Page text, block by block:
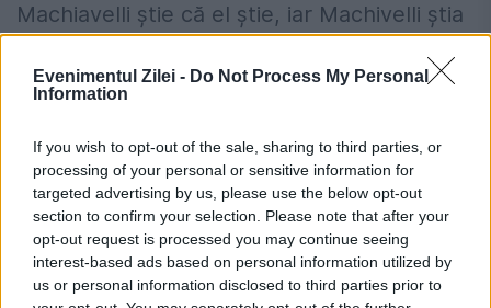
Evenimentul Zilei - Do Not Process My Personal
Information
If you wish to opt-out of the sale, sharing to third parties, or
processing of your personal or sensitive information for
targeted advertising by us, please use the below opt-out
section to confirm your selection. Please note that after your
opt-out request is processed you may continue seeing
interest-based ads based on personal information utilized by
us or personal information disclosed to third parties prior to
Machiavelli știe că el știe, iar Machivelli știa
Machiavelli trimitea continuu, pe căi
îndeplinindu-și misiunea.
Borgia i le intercepta și uneori, după ce le
citea, decidea ca unele dintre ele sa fie
oprite. Nu toate, însă. Machiavelli era sigur